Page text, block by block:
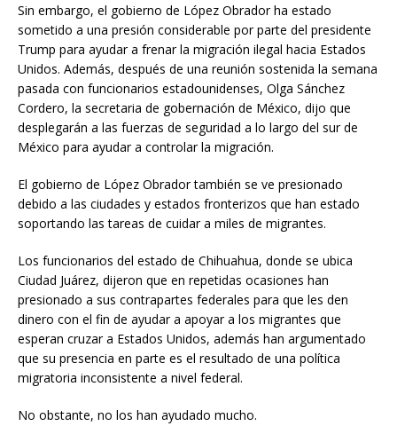
Sin embargo, el gobierno de López Obrador ha estado
sometido a una presión considerable por parte del presidente
Trump para ayudar a frenar la migración ilegal hacia Estados
Unidos. Además, después de una reunión sostenida la semana
pasada con funcionarios estadounidenses, Olga Sánchez
Cordero, la secretaria de gobernación de México, dijo que
desplegarán a las fuerzas de seguridad a lo largo del sur de
México para ayudar a controlar la migración.
El gobierno de López Obrador también se ve presionado
debido a las ciudades y estados fronterizos que han estado
soportando las tareas de cuidar a miles de migrantes.
Los funcionarios del estado de Chihuahua, donde se ubica
Ciudad Juárez, dijeron que en repetidas ocasiones han
presionado a sus contrapartes federales para que les den
dinero con el fin de ayudar a apoyar a los migrantes que
esperan cruzar a Estados Unidos, además han argumentado
que su presencia en parte es el resultado de una política
migratoria inconsistente a nivel federal.
No obstante, no los han ayudado mucho.